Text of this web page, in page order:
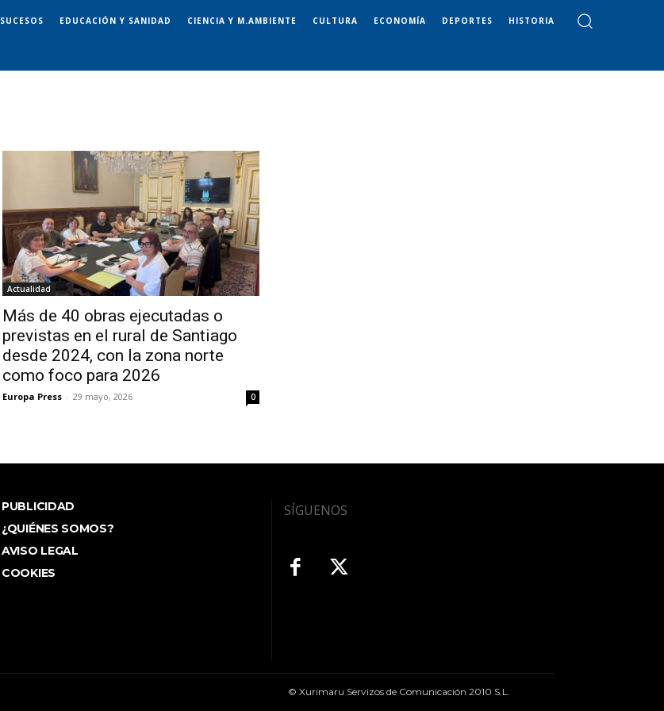
SUCESOS EDUCACIÓN Y SANIDAD CIENCIA Y M.AMBIENTE CULTURA ECONOMÍA DEPORTES HISTORIA
Actualidad
Más de 40 obras ejecutadas o
previstas en el rural de Santiago
desde 2024, con la zona norte
como foco para 2026
Europa Press - 29 mayo, 2026 0
PUBLICIDAD
¿QUIÉNES SOMOS?
AVISO LEGAL
COOKIES
SÍGUENOS
© Xurimaru Servizos de Comunicación 2010 S.L.